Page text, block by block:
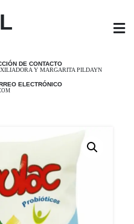
DE CONTACTO
Y MARGARITA PILDAYN
ELECTRÓNICO